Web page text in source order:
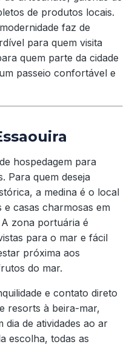
de produtos locais.
faz de
para quem visita
quem parte da cidade
passeio confortável e
hospedagem para
Para quem deseja
a medina é o local
e casas charmosas em
zona portuária é
para o mar e fácil
próxima aos
do mar.
e contato direto
resorts à beira-mar,
dia de atividades ao ar
escolha, todas as